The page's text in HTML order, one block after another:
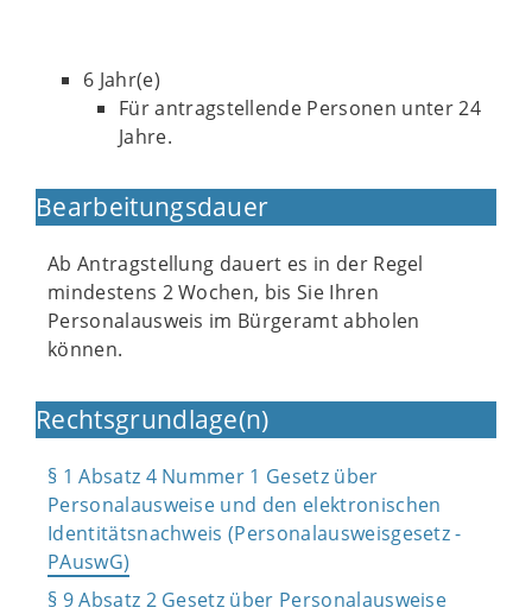
6 Jahr(e)
Für antragstellende Personen unter 24
Jahre.
Bearbeitungsdauer
Ab Antragstellung dauert es in der Regel
mindestens 2 Wochen, bis Sie Ihren
Personalausweis im Bürgeramt abholen
können.
Rechtsgrundlage(n)
§ 1 Absatz 4 Nummer 1 Gesetz über
Personalausweise und den elektronischen
Identitätsnachweis (Personalausweisgesetz -
PAuswG)
§ 9 Absatz 2 Gesetz über Personalausweise